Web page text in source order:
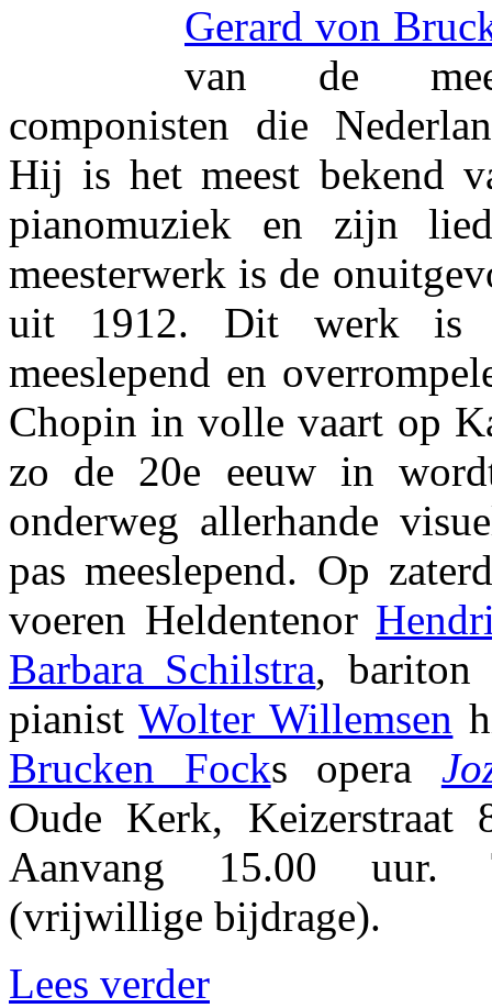
Gerard von
van de
componisten die
Hij is het meest bekend
pianomuziek en zijn
meesterwerk is de
uit 1912. Dit werk is
meeslepend en
Chopin in volle vaart op
zo de 20e eeuw in
onderweg allerhande
pas meeslepend. Op
voeren Heldentenor
Barbara Schilstra, bariton
pianistWolter Willemsen
Brucken Focks opera
Oude Kerk, Keizerstraat
Aanvang 15.00 uur.
(vrijwillige bijdrage).
Lees verder